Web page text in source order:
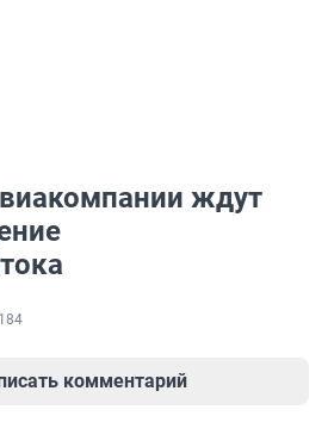
ждут
184
комментарий